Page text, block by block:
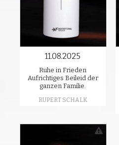
11.08.2025
Ruhe in Frieden
Aufrichtiges Beileid der
ganzen Familie.
RUPERT SCHALK